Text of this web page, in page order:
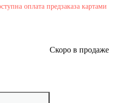
оплата предзаказа картами
Скоро в продаже